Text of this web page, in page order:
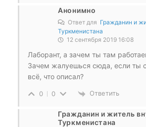
Анонимно
Ответ для Гражданин и
Туркменистана
12 сентября 2019 16:08
Лаборант, а зачем ты там
Зачем жалуешься сюда, если ты
всё, что описал?
0 0 Ответить
Гражданин и житель
Туркменистана